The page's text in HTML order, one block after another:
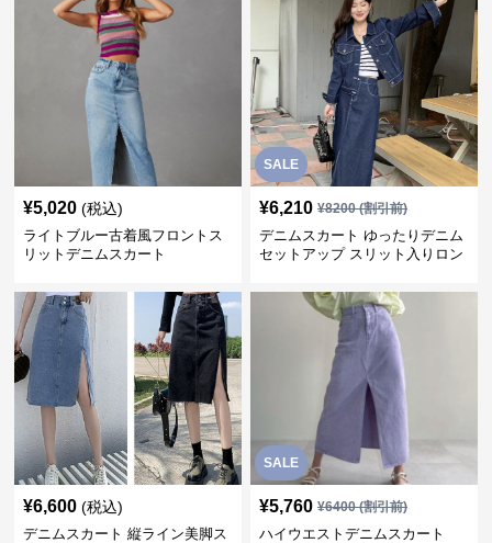
¥5,020 (税込)
ライトブルー古着風フロントス
リットデニムスカート
SALE
¥6,210 ¥8200(割引前)
デニムスカート ゆったりデニム
セットアップ スリット入りロン
¥6,600 (税込)
デニムスカート 縦ライン美脚ス
SALE
¥5,760 ¥6400(割引前)
ハイウエストデニムスカート